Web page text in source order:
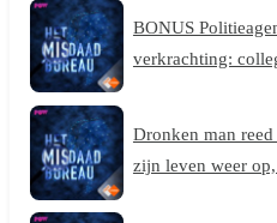
BONUS
verkrachting:
Dronken man
zijn leven weer